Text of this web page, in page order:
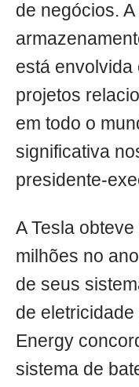
de negócios.
está envolvida
projetos
em todo o
significativa
presidente-
A Tesla
milhões no
de seus
de
Energy
sistema de